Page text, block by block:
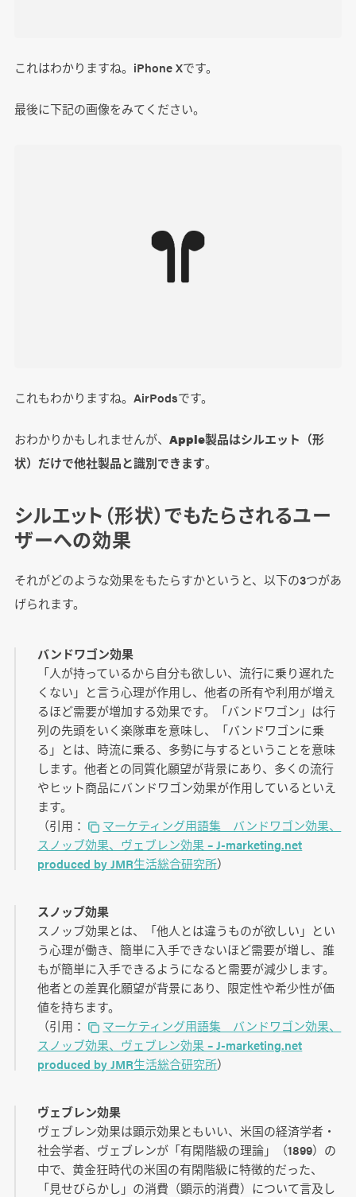
これはわかりますね。iPhone Xです。
最後に下記の画像をみてください。
これもわかりますね。AirPodsです。
おわかりかもしれませんが、 Apple製品はシルエット（形
状）だけで他社製品と識別できます。
シルエット（形状）でもたらされるユー
ザーへの効果
それがどのような効果をもたらすかというと、以下の3つがあ
げられます。
バンドワゴン効果
「人が持っているから自分も欲しい、流行に乗り遅れた
くない」と言う心理が作用し、他者の所有や利用が増え
るほど需要が増加する効果です。「バンドワゴン」は行
列の先頭をいく楽隊車を意味し、「バンドワゴンに乗
る」とは、時流に乗る、多勢に与するということを意味
します。他者との同質化願望が背景にあり、多くの流行
やヒット商品にバンドワゴン効果が作用しているといえ
ます。
（引用：
マーケティング用語集 バンドワゴン効果、
スノッブ効果、ヴェブレン効果 – J-marketing.net
produced by JMR生活総合研究所）
スノッブ効果
スノッブ効果とは、「他人とは違うものが欲しい」とい
う心理が働き、簡単に入手できないほど需要が増し、誰
もが簡単に入手できるようになると需要が減少します。
他者との差異化願望が背景にあり、限定性や希少性が価
値を持ちます。
（引用：
マーケティング用語集 バンドワゴン効果、
スノッブ効果、ヴェブレン効果 – J-marketing.net
produced by JMR生活総合研究所）
ヴェブレン効果
ヴェブレン効果は顕示効果ともいい、米国の経済学者・
社会学者、ヴェブレンが「有閑階級の理論」（1899）の
中で、黄金狂時代の米国の有閑階級に特徴的だった、
「見せびらかし」の消費（顕示的消費）について言及し